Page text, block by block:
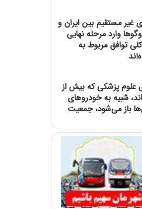
غیر مستقیم بین ایران و
وارد مرحله نهایی
توافق مربوط به
علوم پزشکی که بیش از
شبیه به خودرو‌های
باز می‌شود، جمعیت